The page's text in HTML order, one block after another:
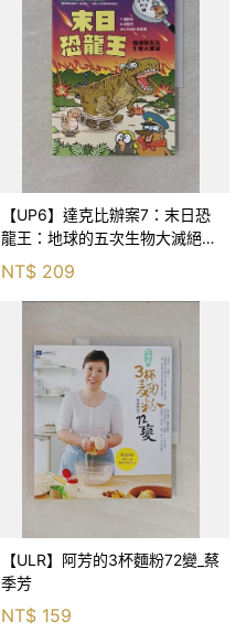
【UP6】達克比辦案7：末日恐
龍王：地球的五次生物大滅絕_
胡妙芬
NT$ 209
【ULR】阿芳的3杯麵粉72變_蔡
季芳
NT$ 159